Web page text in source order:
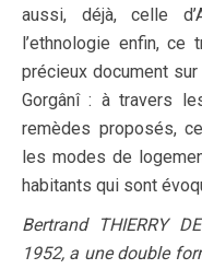
aussi, déjà, celle
l’ethnologie enfin, ce
précieux document
Gorgânî : à travers
remèdes proposés,
les modes de
habitants qui sont
Bertrand THIERRY
1952, a une double